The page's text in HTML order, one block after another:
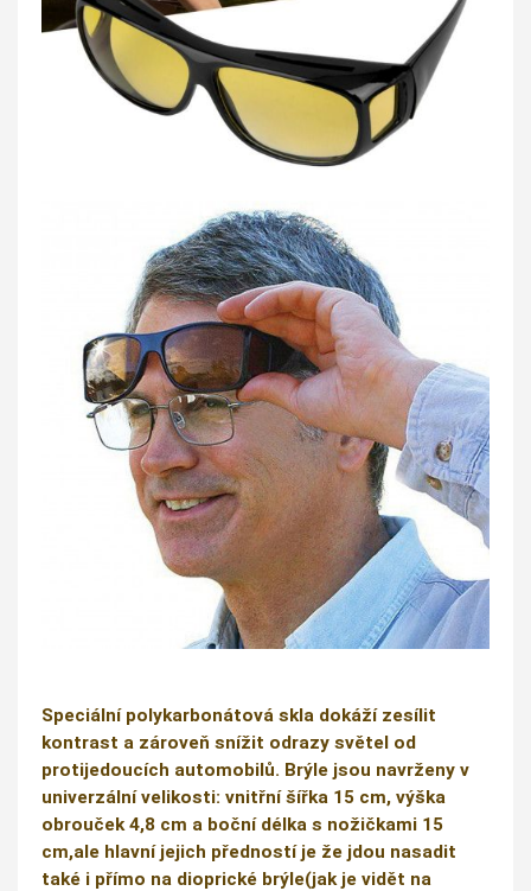
Speciální polykarbonátová skla dokáží zesílit
kontrast a zároveň snížit odrazy světel od
protijedoucích automobilů. Brýle jsou navrženy v
univerzální velikosti: vnitřní šířka 15 cm, výška
obrouček 4,8 cm a boční délka s nožičkami 15
cm,ale hlavní jejich předností je že jdou nasadit
také i přímo na dioprické brýle(jak je vidět na